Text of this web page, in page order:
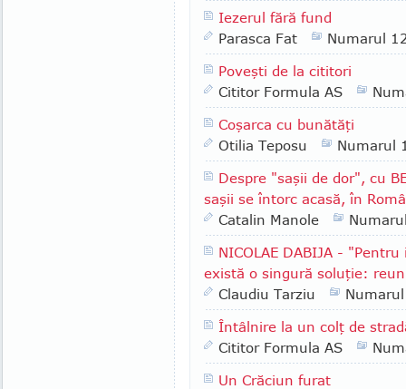
Iezerul fără fund
Parasca Fat
Numarul
Poveşti de la cititori
Cititor Formula AS
Coşarca cu bunătăţi
Otilia Teposu
Numarul
Despre "saşii de dor", cu
saşii se întorc acasă, în
Catalin Manole
NICOLAE DABIJA -
există o singură soluţie:
Claudiu Tarziu
Întâlnire la un colţ de
Cititor Formula AS
Un Crăciun furat